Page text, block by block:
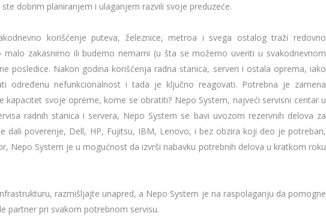
dobrim planiranjem i ulaganjem razvili svoje preduzeće.
korišćenje puteva, železnice, metroa i svega ostalog traži redovno
zakasnimo ili budemo nemarni (u šta se možemo uveriti u svakodnevnom
posledice. Nakon godina korišćenja radna stanica, serveri i ostala oprema, iako
određenu nefunkcionalnost i tada je ključno reagovati. Potrebna je zamena
svoje opreme, kome se obratiti? Nepo System, najveći servisni centar u
radnih stanica i servera, Nepo System se bavi uvozom rezervnih delova za
dali poverenje, Dell, HP, Fujitsu, IBM, Lenovo, i bez obzira koji deo je potreban,
Nepo System je u mogućnost da izvrši nabavku potrebnih delova u kratkom roku
razmišljajte unapred, a Nepo System je na raspolaganju da pomogne
partner pri svakom potrebnom servisu.